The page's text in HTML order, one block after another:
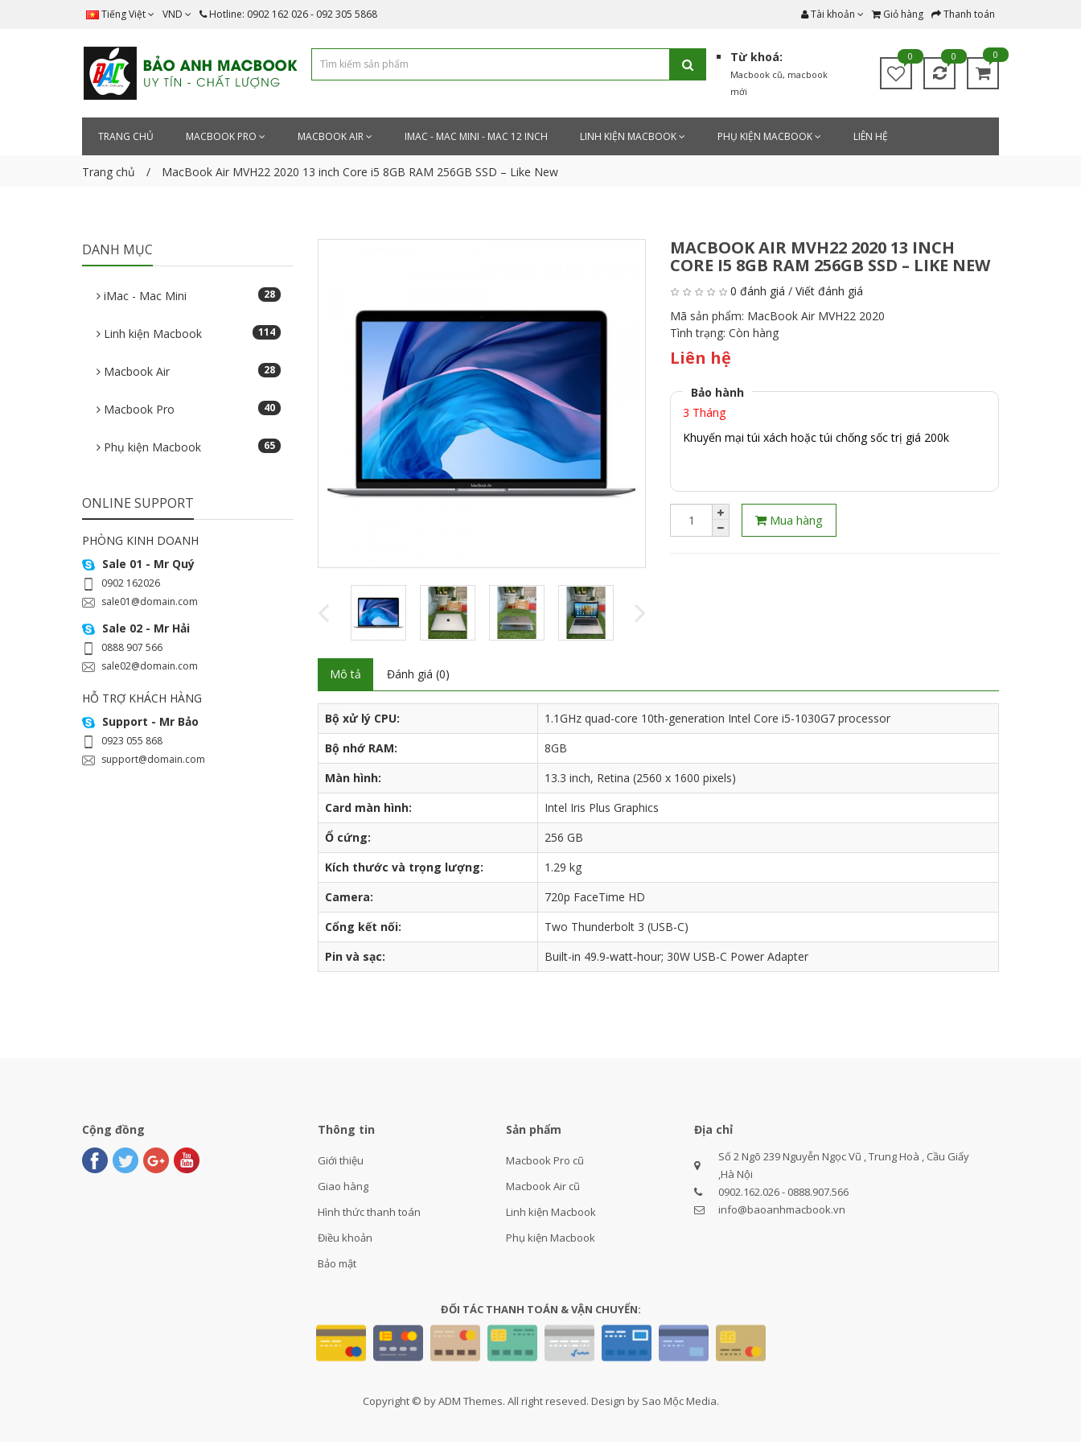
Tiếng Việt VND Hotline: 0902 162 026 - 092 305 5868 Tài khoản Giỏ hàng Thanh toán
Từ khoá:
Macbook cũ, macbook
mới
0 0 0
TRANG CHỦ MACBOOK PRO MACBOOK AIR IMAC - MAC MINI - MAC 12 INCH LINH KIỆN MACBOOK PHỤ KIỆN MACBOOK LIÊN HỆ
Trang chủ MacBook Air MVH22 2020 13 inch Core i5 8GB RAM 256GB SSD – Like New
DANH MỤC
iMac - Mac Mini 28
Linh kiện Macbook 114
Macbook Air 28
Macbook Pro 40
Phụ kiện Macbook 65
ONLINE SUPPORT
PHÒNG KINH DOANH
Sale 01 - Mr Quý
0902 162026
sale01@domain.com
Sale 02 - Mr Hải
0888 907 566
sale02@domain.com
HỖ TRỢ KHÁCH HÀNG
Support - Mr Bảo
0923 055 868
support@domain.com
MACBOOK AIR MVH22 2020 13 INCH
CORE I5 8GB RAM 256GB SSD – LIKE NEW
0 đánh giá /Viết đánh giá
Mã sản phẩm: MacBook Air MVH22 2020
Tình trạng:Còn hàng
Liên hệ
Bảo hành
3 Tháng
Khuyến mại túi xách hoặc túi chống sốc trị giá 200k
Mua hàng
Mô tả Đánh giá (0)
Bộ xử lý CPU:
1.1GHz quad-core 10th-generation Intel Core i5-1030G7 processor
Bộ nhớ RAM:
8GB
Màn hình:
13.3 inch, Retina (2560 x 1600 pixels)
Card màn hình:
Intel Iris Plus Graphics
Ổ cứng:
256 GB
Kích thước và trọng lượng:
1.29 kg
Camera:
720p FaceTime HD
Cổng kết nối:
Two Thunderbolt 3 (USB-C)
Pin và sạc:
Built-in 49.9‑watt‑hour; 30W USB-C Power Adapter
Cộng đồng Thông tin
Giới thiệu
Giao hàng
Hình thức thanh toán
Điều khoản
Bảo mật
Sản phẩm
Macbook Pro cũ
Macbook Air cũ
Linh kiện Macbook
Phụ kiện Macbook
Địa chỉ
Số 2 Ngõ 239 Nguyễn Ngọc Vũ , Trung Hoà , Cầu Giấy
,Hà Nội
0902.162.026 - 0888.907.566
info@baoanhmacbook.vn
ĐỐI TÁC THANH TOÁN & VẬN CHUYỂN:
Copyright © by ADM Themes. All right reseved. Design by Sao Mộc Media.